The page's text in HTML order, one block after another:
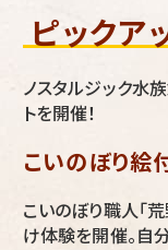
ピックア
ノスタルジック水
トを開催！
こいのぼり絵
こいのぼり職人「
け体験を開催。自